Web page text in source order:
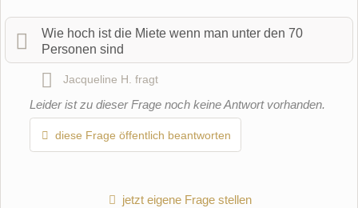
Name
E-Mail-Adresse (wird nicht veröffentlicht)
Wie hoch ist die Miete wenn man unter den 70
Personen sind
Jacqueline H. fragt
Leider ist zu dieser Frage noch keine Antwort vorhanden.
diese Frage öffentlich beantworten
jetzt eigene Frage stellen